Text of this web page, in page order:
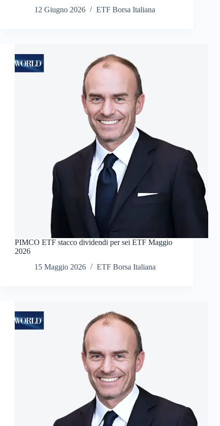
12 Giugno 2026 ETF Borsa Italiana
PIMCO ETF stacco dividendi per sei ETF Maggio
2026
15 Maggio 2026
ETF Borsa Italiana